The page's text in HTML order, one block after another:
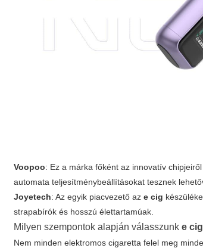
Voopoo: Ez a márka főként az innovatív
automata teljesítménybeállításokat tesznek
Joyetech: Az egyik piacvezető aze cig
strapabírók és hosszú élettartamúak.
Milyen szempontok alapján válasszunke cig
Nem minden elektromos cigaretta felel meg